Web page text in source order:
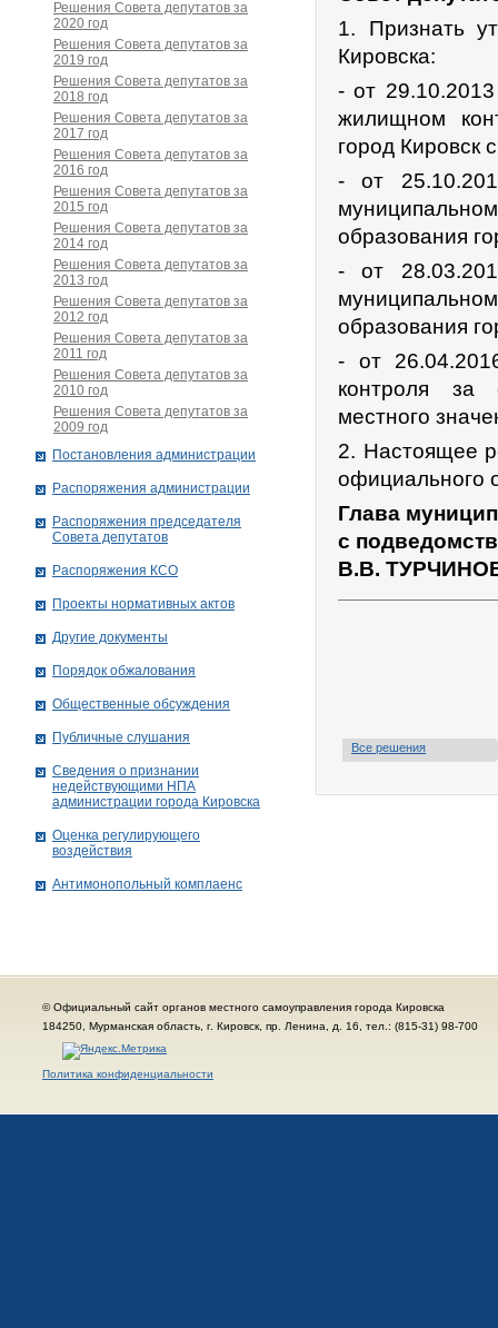
1. Признать
Кировска:
- от
жилищном
город Кировск
- от
образования
- от
образования
- от
контроля за
местного
2. Настоящее
официального
Глава
с
В.В.
Все решения
Решения Совета депутатов за
2020 год
Решения Совета депутатов за
2019 год
Решения Совета депутатов за
2018 год
Решения Совета депутатов за
2017 год
Решения Совета депутатов за
2016 год
Решения Совета депутатов за
2015 год
Решения Совета депутатов за
2014 год
Решения Совета депутатов за
2013 год
Решения Совета депутатов за
2012 год
Решения Совета депутатов за
2011 год
Решения Совета депутатов за
2010 год
Решения Совета депутатов за
2009 год
Постановления администрации
Распоряжения администрации
Распоряжения председателя
Совета депутатов
Распоряжения КСО
Проекты нормативных актов
Другие документы
Порядок обжалования
Общественные обсуждения
Публичные слушания
Сведения о признании
недействующими НПА
администрации города Кировскa
Оценка регулирующего
воздействия
Антимонопольный комплаенс
© Официальный сайт органов местного самоуправления города Кировска
184250, Мурманская область, г. Кировск, пр. Ленина, д. 16, тел.: (815-31) 98-700
Политика конфиденциальности